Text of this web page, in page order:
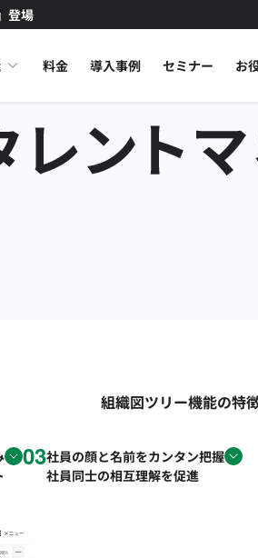
登場
料金 導入事例 セミナー お
組織図ツリー機能の特
03社員の顔と名前をカンタン把握
社員同士の相互理解を促進